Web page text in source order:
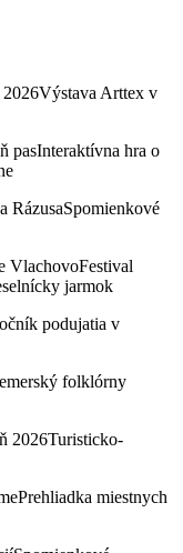
2026Výstava Arttex v
pasInteraktívna hra o
RázusaSpomienkové
VlachovoFestival
jarmok
podujatia v
folklórny
2026Turisticko-
Prehliadka miestnych